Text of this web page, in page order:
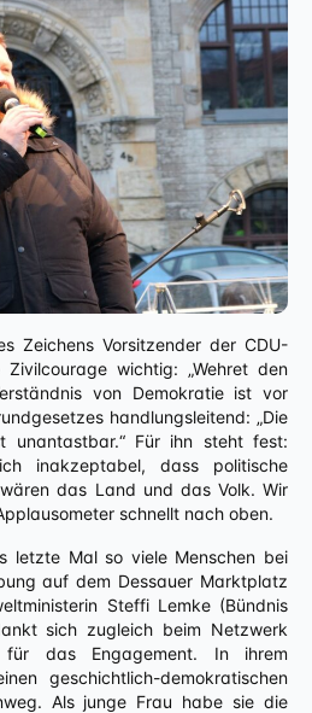
Zeichens Vorsitzender der CDU-
wichtig: „Wehret den
von Demokratie ist vor
handlungsleitend: „Die
unantastbar.“ Für ihn steht fest:
inakzeptabel, dass politische
das Land und das Volk. Wir
schnellt nach oben.
letzte Mal so viele Menschen bei
auf dem Dessauer Marktplatz
Steffi Lemke (Bündnis
sich zugleich beim Netzwerk
für das Engagement. In ihrem
geschichtlich-demokratischen
Als junge Frau habe sie die